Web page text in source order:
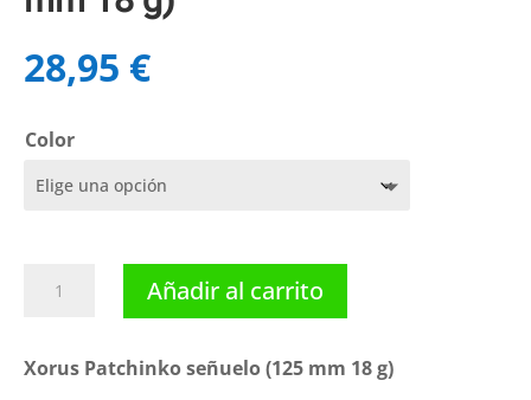
28,95 €
Color
Patchinko
(125
Añadir al carrito
Xorus Patchinko señuelo (125 mm 18 g)